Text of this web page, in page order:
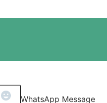
WhatsApp Message